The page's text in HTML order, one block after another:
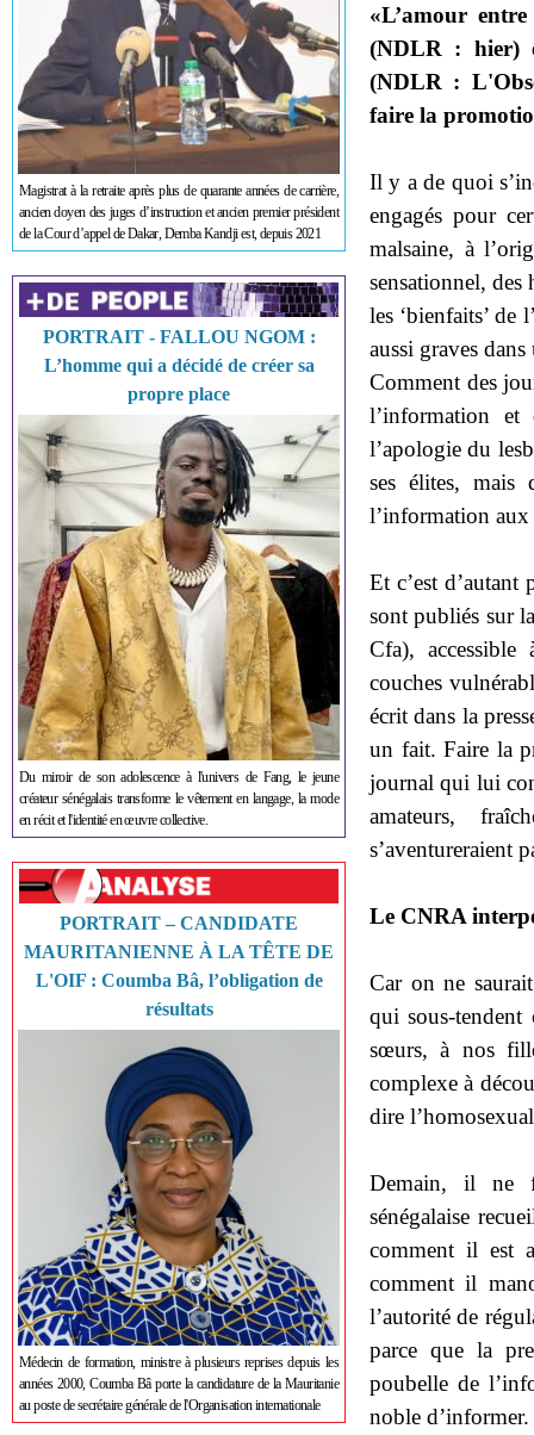
Magistrat à la retraite après plus de quarante années de carrière,
ancien doyen des juges d’instruction et ancien premier président
de la Cour d’appel de Dakar, Demba Kandji est, depuis 2021
PORTRAIT - FALLOU NGOM :
L’homme qui a décidé de créer sa
propre place
Du miroir de son adolescence à l'univers de Fang, le jeune
créateur sénégalais transforme le vêtement en langage, la mode
en récit et l'identité en œuvre collective.
PORTRAIT – CANDIDATE
MAURITANIENNE À LA TÊTE DE
L'OIF : Coumba Bâ, l’obligation de
résultats
Médecin de formation, ministre à plusieurs reprises depuis les
années 2000, Coumba Bâ porte la candidature de la Mauritanie
au poste de secrétaire générale de l'Organisation internationale
«L’amour
(NDLR : hier)
(NDLR :
faire la
Il y a de quoi
engagés pour
malsaine, à
sensationnel, des
les ‘bienfaits’ de
aussi graves
Comment des
l’information et
l’apologie du
ses élites, mais
l’information aux
Et c’est
sont publiés sur
Cfa),
couches
écrit dans la
un fait. Faire la
journal qui lui
amateurs,
s’aventureraient
Le CNRA
Car on ne
qui sous-
sœurs, à nos
complexe à
dire
Demain, il ne
sénégalaise
comment il est
comment il
l’autorité de
parce que la
poubelle de
noble d’informer.